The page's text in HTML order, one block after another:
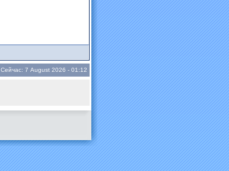
Сейчас: 7 August 2026 - 01:12